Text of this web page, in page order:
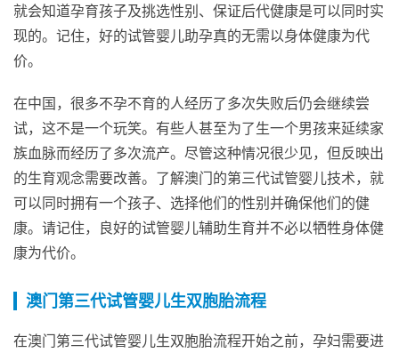
就会知道孕育孩子及挑选性别、保证后代健康是可以同时实
现的。记住，好的试管婴儿助孕真的无需以身体健康为代
价。
在中国，很多不孕不育的人经历了多次失败后仍会继续尝
试，这不是一个玩笑。有些人甚至为了生一个男孩来延续家
族血脉而经历了多次流产。尽管这种情况很少见，但反映出
的生育观念需要改善。了解澳门的第三代试管婴儿技术，就
可以同时拥有一个孩子、选择他们的性别并确保他们的健
康。请记住，良好的试管婴儿辅助生育并不必以牺牲身体健
康为代价。
澳门第三代试管婴儿生双胞胎流程
在澳门第三代试管婴儿生双胞胎流程开始之前，孕妇需要进